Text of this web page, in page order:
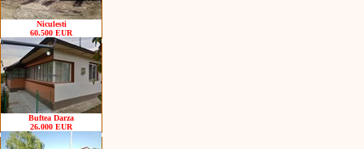
Niculesti
60.500 EUR
Buftea Darza
26.000 EUR